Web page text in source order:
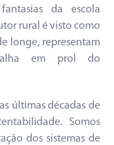
da escola
rural é visto como
longe, representam
em prol do
últimas décadas de
Somos
dos sistemas de